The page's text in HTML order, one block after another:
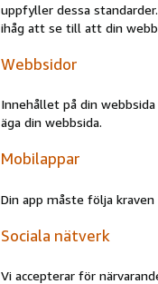
uppfyller dessa
ihåg att se till att din
Webbsidor
Innehållet på din
äga din webbsida.
Mobilappar
Din app måste följa
Sociala nätverk
Vi accepterar för